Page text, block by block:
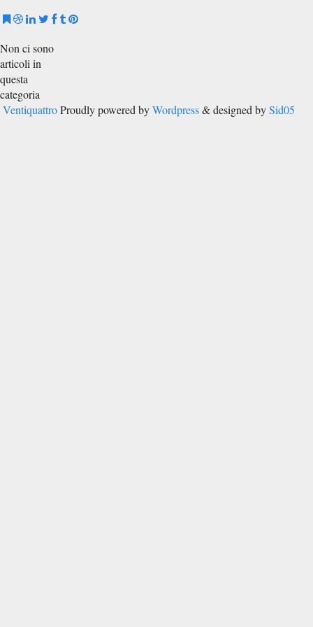
Non ci sono
articoli in
questa
categoria
Ventiquattro Proudly powered byWordpress& designed bySid05